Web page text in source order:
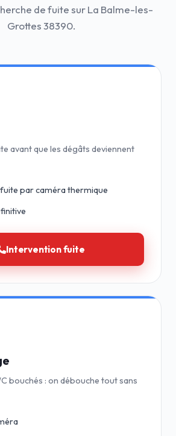
de fuite sur La Balme-les-
Grottes 38390.
avant que les dégâts deviennent
par caméra thermique
Intervention fuite
bouchés : on débouche tout sans